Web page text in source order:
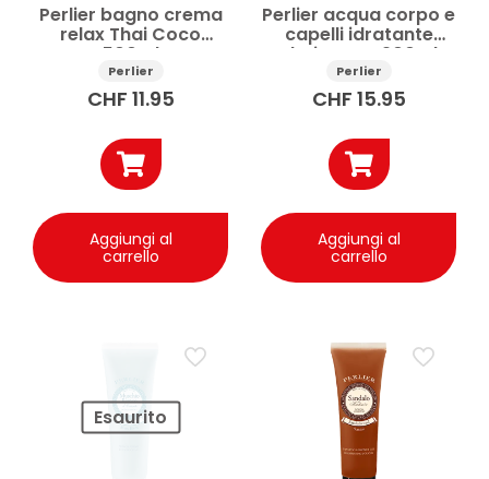
Perlier bagno crema
relax Thai Coco
500ml
Perlier
CHF 11.95
Aggiungi al
carrello
Perlier acqua corpo e
capelli idratante
Thai-Coco 200ml
Perlier
CHF 15.95
Aggiungi al
carrello
Esaurito